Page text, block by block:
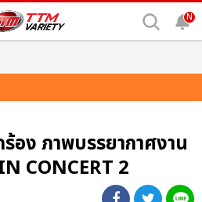
N
อง ภาพบรรยากาศงาน
CONCERT 2